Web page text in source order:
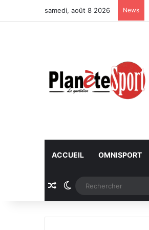
samedi, août 8 2026 News
ACCUEIL OMNISPORT
Article Aléatoire
Switch skin